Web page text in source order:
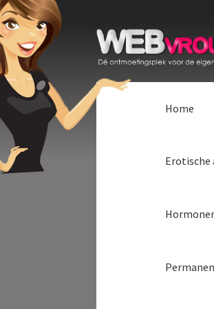
Ga
door
navigatie
Ga
naar
inhoud
Home